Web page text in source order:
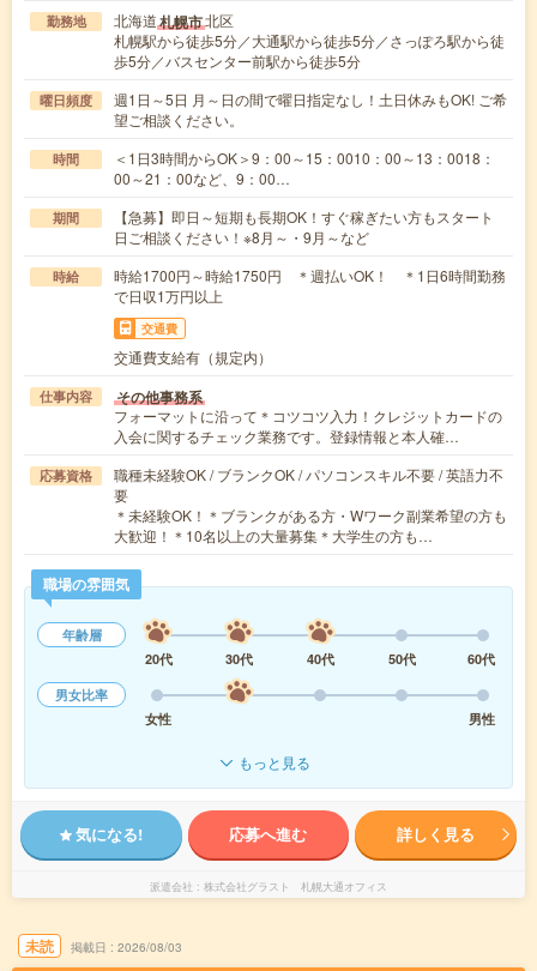
勤務地 北海道札幌市北区
札幌駅から徒歩5分／大通駅から徒歩5分／さっぽろ駅から徒
歩5分／バスセンター前駅から徒歩5分
曜日頻度
週1日～5日 月～日の間で曜日指定なし！土日休みもOK! ご希
望ご相談ください。
時間
＜1日3時間からOK＞9：00～15：0010：00～13：0018：
00～21：00など、9：00…
期間
【急募】即日～短期も長期OK！すぐ稼ぎたい方もスタート
日ご相談ください！※8月～・9月～など
時給
時給1700円～時給1750円 ＊週払いOK！ ＊1日6時間勤務
で日収1万円以上
交通費
交通費支給有（規定内）
仕事内容 その他事務系
フォーマットに沿って＊コツコツ入力！クレジットカードの
入会に関するチェック業務です。登録情報と本人確…
応募資格
職種未経験OK / ブランクOK / パソコンスキル不要 / 英語力不
要
＊未経験OK！＊ブランクがある方・Wワーク副業希望の方も
大歓迎！＊10名以上の大量募集＊大学生の方も…
職場の雰囲気
年齢層
20代
30代 40代 50代
60代
男女比率
女性
男性
もっと見る
気になる! 応募へ進む 詳しく見る
派遣会社 株式会社グラスト 札幌大通オフィス
未読 掲載日 2026/08/03